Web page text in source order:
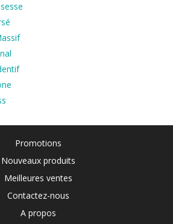
Promotions
Nouveaux produits
Meilleures ventes
Contactez-nous
A propos